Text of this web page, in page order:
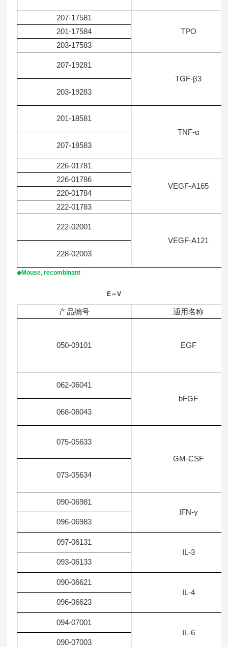
207-17581
TPO
201-17584
203-17583
207-19281
TGF-β3
203-19283
201-18581
TNF-α
207-18583
226-01781
VEGF-A165
226-01786
220-01784
222-01783
222-02001
VEGF-A121
228-02003
◆Mouse, recombinant
E～V
产品编号 通用名称
050-09101 EGF
062-06041
bFGF
068-06043
075-05633
GM-CSF
073-05634
090-06981
IFN-γ
096-06983
097-06131
IL-3
093-06133
090-06621
IL-4
096-06623
094-07001
IL-6
090-07003